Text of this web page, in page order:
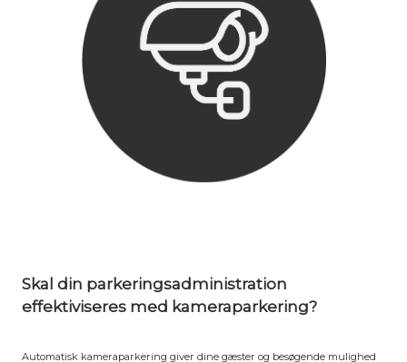
Skal din parkeringsadministration
effektiviseres med kameraparkering?
Automatisk kameraparkering giver dine gæster og besøgende mulighed